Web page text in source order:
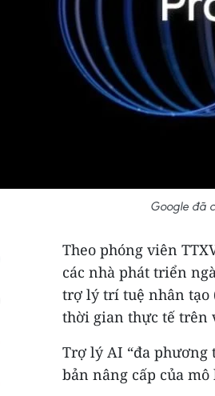
Google đã
Theo phóng viên
các nhà phát triển
trợ lý trí tuệ nhân tạo
thời gian thực tế trên
Trợ lý AI “đa phương
bản nâng cấp của